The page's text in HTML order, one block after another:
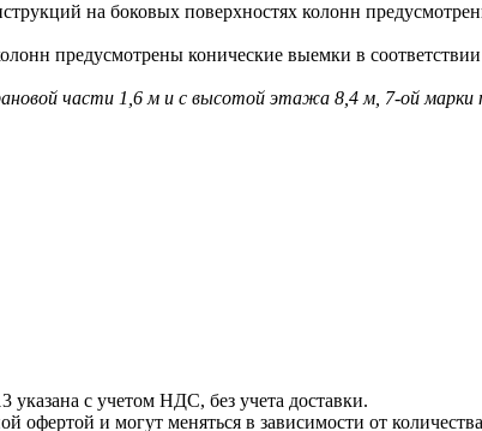
на боковых поверхностях колонн
предусмотрены конические выемки в
части 1,6 м и с высотой этажа 8,4 м, 7-ой
с учетом НДС, без учета доставки.
и могут меняться в зависимости от